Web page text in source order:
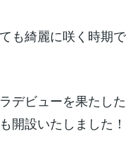
も綺麗に咲く時期
デビューを果たし
開設いたしました！